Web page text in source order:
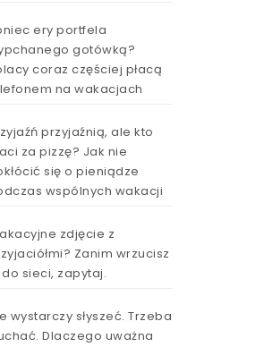
ery portfela
gotówką?
coraz częściej płacą
na wakacjach
przyjaźnią, ale kto
za pizzę? Jak nie
się o pieniądze
wspólnych wakacji
zdjęcie z
Zanim wrzucisz
sieci, zapytaj.
wystarczy słyszeć. Trzeba
Dlaczego uważna